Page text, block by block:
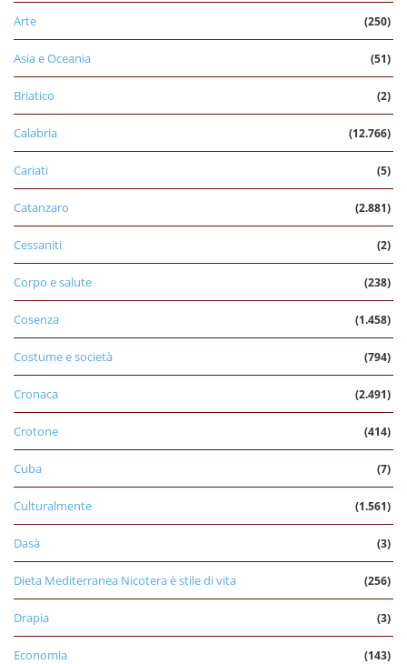
Arte (250)
Asia e Oceania (51)
Briatico (2)
Calabria (12.766)
Cariati (5)
Catanzaro (2.881)
Cessaniti (2)
Corpo e salute (238)
Cosenza (1.458)
Costume e società (794)
Cronaca (2.491)
Crotone (414)
Cuba (7)
Culturalmente (1.561)
Dasà (3)
Dieta Mediterranea Nicotera è stile di vita (256)
Drapia (3)
Economia (143)